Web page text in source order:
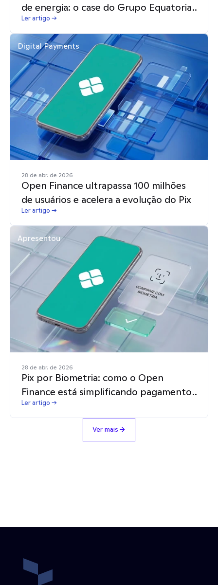
de energia: o case do Grupo Equatorial
em parceria com a Bemobi
Ler artigo →
Digital Payments
28 de abr. de 2026
Open Finance ultrapassa 100 milhões
de usuários e acelera a evolução do Pix
Ler artigo →
Apresentou
28 de abr. de 2026
Pix por Biometria: como o Open
Finance está simplificando pagamentos
no Brasil
Ler artigo →
Ver mais